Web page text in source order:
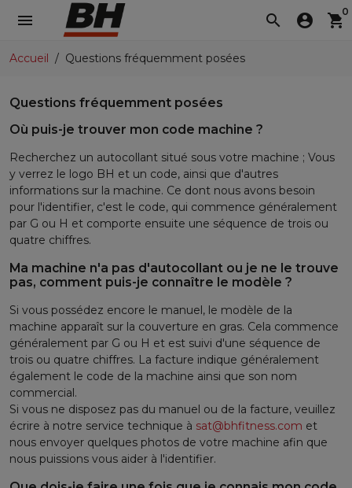
search
menu account_circle shopping_cart0
Accueil Questions fréquemment posées
Questions fréquemment posées
Où puis-je trouver mon code machine ?
Recherchez un autocollant situé sous votre machine ; Vous
y verrez le logo BH et un code, ainsi que d'autres
informations sur la machine. Ce dont nous avons besoin
pour l'identifier, c'est le code, qui commence généralement
par G ou H et comporte ensuite une séquence de trois ou
quatre chiffres.
Ma machine n'a pas d'autocollant ou je ne le trouve
pas, comment puis-je connaître le modèle ?
Si vous possédez encore le manuel, le modèle de la
machine apparaît sur la couverture en gras. Cela commence
généralement par G ou H et est suivi d'une séquence de
trois ou quatre chiffres. La facture indique généralement
également le code de la machine ainsi que son nom
commercial.
Si vous ne disposez pas du manuel ou de la facture, veuillez
écrire à notre service technique à sat@bhfitness.com et
nous envoyer quelques photos de votre machine afin que
nous puissions vous aider à l'identifier.